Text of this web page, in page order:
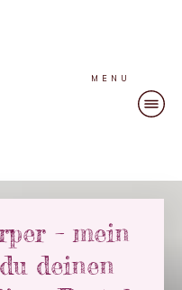
MENU
– mein
deinen